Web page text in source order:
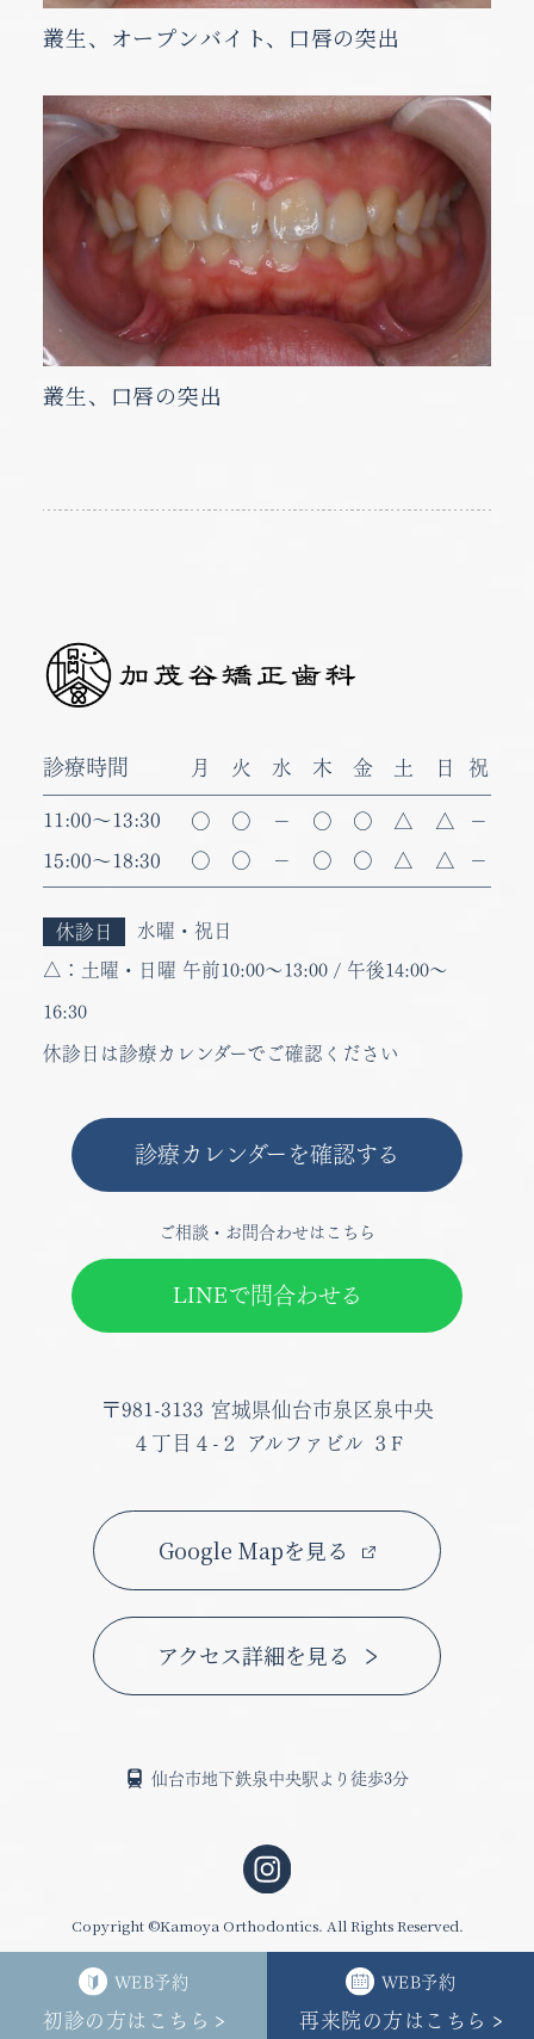
叢生、オープンバイト、口唇の突出
叢生、口唇の突出
診療時間 月 火 水 木 金 土 日 祝
11:00～13:30 〇 〇 － 〇 〇 △ △
－
15:00～18:30 〇 〇 － 〇 〇 △ △ －
休診日 水曜・祝日
△： 土曜・日曜 午前10:00～13:00/ 午後14:00～
16:30
休診日は診療カレンダーでご確認ください
診療カレンダーを確認する
ご相談・お問合わせはこちら
LINEで問合わせる
〒981-3133 宮城県仙台市泉区泉中央
４丁目４-２ アルファビル ３F
Google Mapを見る
アクセス詳細を見る
仙台市地下鉄泉中央駅より徒歩3分
Copyright ©Kamoya Orthodontics. All Rights Reserved.
WEB予約
初診の方はこちら
WEB予約
再来院の方はこちら